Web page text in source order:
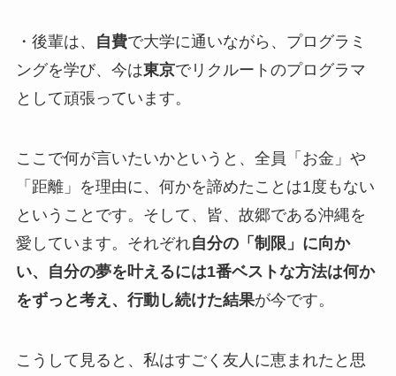
・後輩は、 自費で大学に通いながら、プログラミ
ングを学び、今は東京でリクルートのプログラマ
として頑張っています。
ここで何が言いたいかというと、全員「お金」や
「距離」を理由に、何かを諦めたことは1度もない
ということです。そして、皆、故郷である沖縄を
愛しています。それぞれ自分の「制限」に向か
い、自分の夢を叶えるには1番ベストな方法は何か
をずっと考え、行動し続けた結果が今です。
こうして見ると、私はすごく友人に恵まれたと思